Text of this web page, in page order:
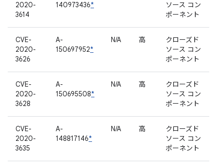
2020-
3614
140973436*
ソース コン
ポーネント
CVE-
2020-
3626
A-
150697952*
N/A 高
クローズド
ソース コン
ポーネント
CVE-
2020-
3628
A-
150695508*
N/A 高
クローズド
ソース コン
ポーネント
CVE-
2020-
3635
A-
148817146*
N/A 高
クローズド
ソース コン
ポーネント